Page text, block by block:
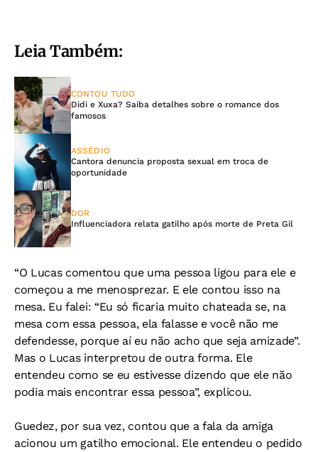
Leia Também:
CONTOU TUDO
Didi e Xuxa? Saiba detalhes sobre o romance dos
famosos
ASSÉDIO
Cantora denuncia proposta sexual em troca de
oportunidade
DOR
Influenciadora relata gatilho após morte de Preta Gil
“O Lucas comentou que uma pessoa ligou para ele e
começou a me menosprezar. E ele contou isso na
mesa. Eu falei: “Eu só ficaria muito chateada se, na
mesa com essa pessoa, ela falasse e você não me
defendesse, porque aí eu não acho que seja amizade”.
Mas o Lucas interpretou de outra forma. Ele
entendeu como se eu estivesse dizendo que ele não
podia mais encontrar essa pessoa”, explicou.
Guedez, por sua vez, contou que a fala da amiga
acionou um gatilho emocional. Ele entendeu o pedido